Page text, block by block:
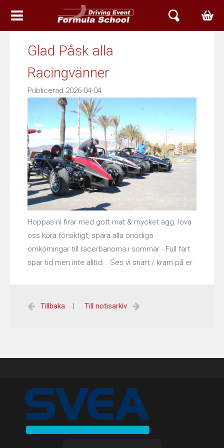
BOKA TID
ATOM
NOMAD
ACE
ARIEL SERVICE
HISTORY
USED CARS & BIKES
AGILE SVERIGE
KUNDTJÄNST
Glad Påsk alla
Racingvänner
Publicerad 2026-04-04
Hoppas ni firar med gott mat & mycket ägg. lova
oss köra försiktigt, spara alla onödiga
omkörningar till racerbanorna i sommar - Full fart
spar tid men inte alltid... Ses vi snart / kram på er
Tillbaka | Till notisarkiv